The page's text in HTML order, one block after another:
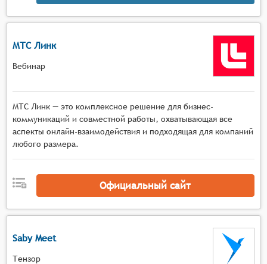
МТС Линк
Вебинар
МТС Линк — это комплексное решение для бизнес-
коммуникаций и совместной работы, охватывающая все
аспекты онлайн-взаимодействия и подходящая для компаний
любого размера.
Официальный сайт
Saby Meet
Тензор